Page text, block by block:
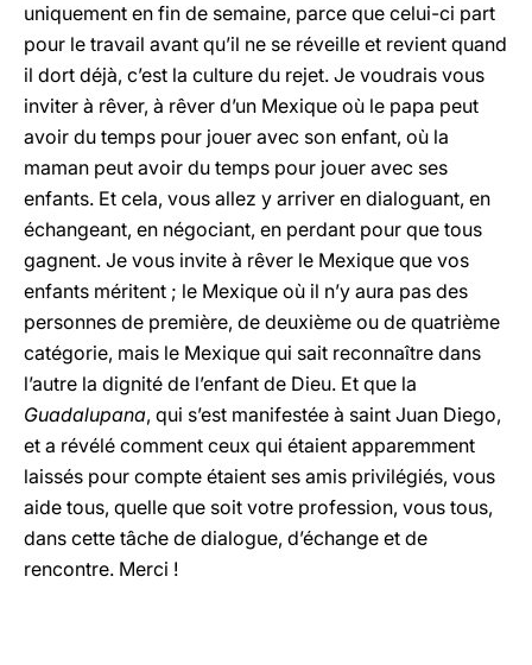
uniquement en fin de semaine, parce que celui-ci part
pour le travail avant qu’il ne se réveille et revient quand
il dort déjà, c’est la culture du rejet. Je voudrais vous
inviter à rêver, à rêver d’un Mexique où le papa peut
avoir du temps pour jouer avec son enfant, où la
maman peut avoir du temps pour jouer avec ses
enfants. Et cela, vous allez y arriver en dialoguant, en
échangeant, en négociant, en perdant pour que tous
gagnent. Je vous invite à rêver le Mexique que vos
enfants méritent ; le Mexique où il n’y aura pas des
personnes de première, de deuxième ou de quatrième
catégorie, mais le Mexique qui sait reconnaître dans
l’autre la dignité de l’enfant de Dieu. Et que la
Guadalupana, qui s’est manifestée à saint Juan Diego,
et a révélé comment ceux qui étaient apparemment
laissés pour compte étaient ses amis privilégiés, vous
aide tous, quelle que soit votre profession, vous tous,
dans cette tâche de dialogue, d’échange et de
rencontre. Merci !